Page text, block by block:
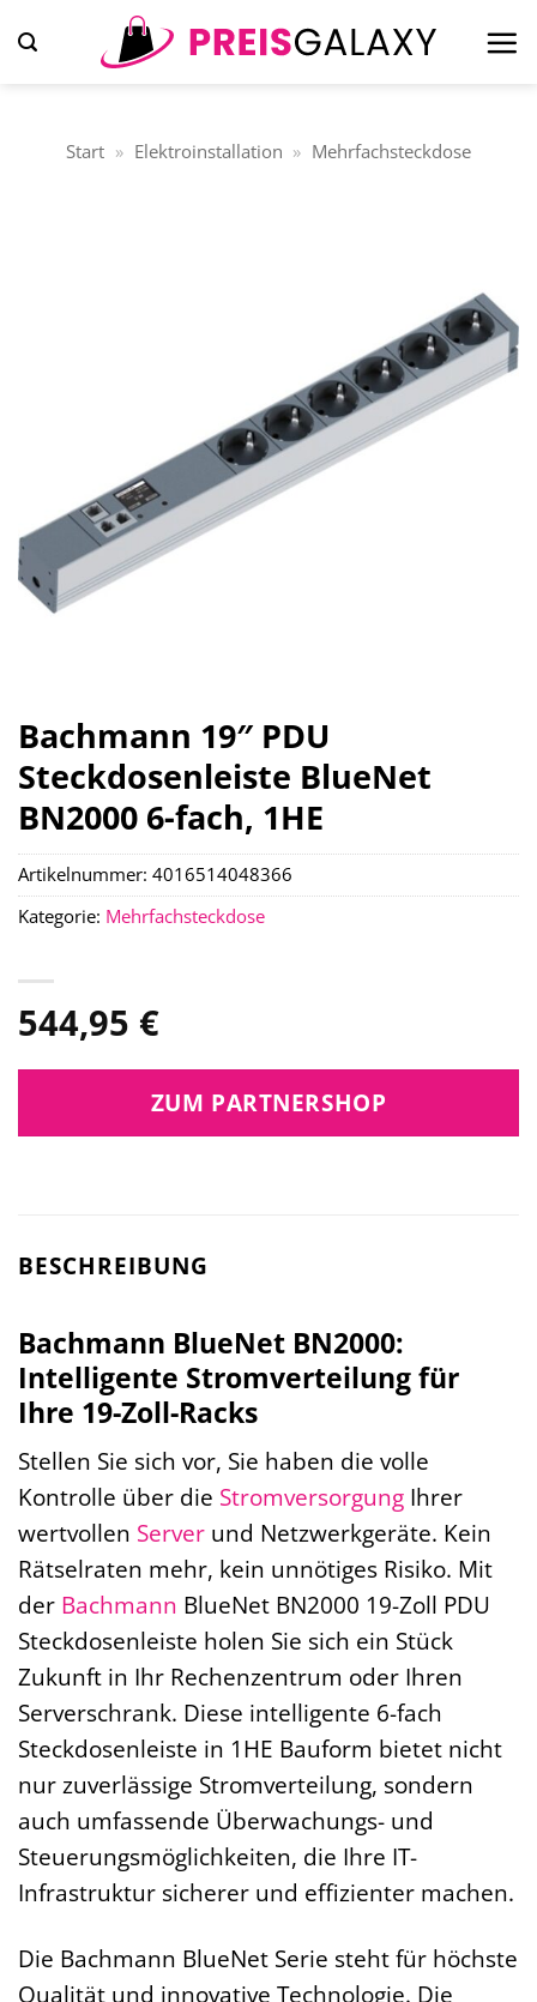
Inhalt
Start » Elektroinstallation » Mehrfachsteckdose
Bachmann 19″ PDU
Steckdosenleiste BlueNet
BN2000 6-fach, 1HE
544,95 €
ZUM PARTNERSHOP
Artikelnummer: 4016514048366
Kategorie: Mehrfachsteckdose
BESCHREIBUNG
Bachmann BlueNet BN2000:
Intelligente Stromverteilung für
Ihre 19-Zoll-Racks
Stellen Sie sich vor, Sie haben die volle
Kontrolle über die Stromversorgung Ihrer
wertvollen Server und Netzwerkgeräte. Kein
Rätselraten mehr, kein unnötiges Risiko. Mit
der Bachmann BlueNet BN2000 19-Zoll PDU
Steckdosenleiste holen Sie sich ein Stück
Zukunft in Ihr Rechenzentrum oder Ihren
Serverschrank. Diese intelligente 6-fach
Steckdosenleiste in 1HE Bauform bietet nicht
nur zuverlässige Stromverteilung, sondern
auch umfassende Überwachungs- und
Steuerungsmöglichkeiten, die Ihre IT-
Infrastruktur sicherer und effizienter machen.
Die Bachmann BlueNet Serie steht für höchste
Qualität und innovative Technologie. Die